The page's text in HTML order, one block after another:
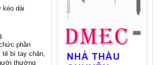
kéo dài
phần
tê bì tay chân,
thường